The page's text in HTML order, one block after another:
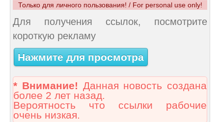
Только для личного пользования! / For personal use only!
Для получения ссылок, посмотрите
короткую рекламу
Нажмите для просмотра
* Внимание! Данная новость создана
более 2 лет назад.
Вероятность что ссылки рабочие
очень низкая.